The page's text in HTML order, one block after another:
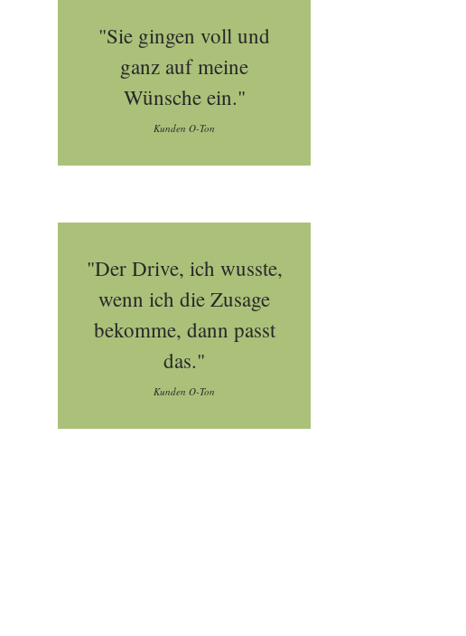
"Sie gingen voll und
ganz auf meine
Wünsche ein."
Kunden O-Ton
"Der Drive, ich wusste,
wenn ich die Zusage
bekomme, dann passt
das."
Kunden O-Ton